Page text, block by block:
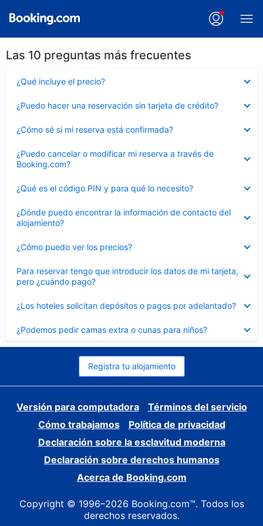
Las 10 preguntas más frecuentes
¿Qué incluye el precio?
cerrado
¿Puedo hacer una reservación sin tarjeta de crédito?
cerrado
¿Cómo sé si mi reserva está confirmada?
cerrado
¿Puedo cancelar o modificar mi reserva a través de
Booking.com?
cerrado
¿Qué es el código PIN y para qué lo necesito?
cerrado
¿Dónde puedo encontrar la información de contacto del
alojamiento?
cerrado
¿Cómo puedo ver los precios?
cerrado
Para reservar tengo que introducir los datos de mi tarjeta,
pero ¿cuándo pago?
cerrado
¿Los hoteles solicitan depósitos o pagos por adelantado?
cerrado
¿Podemos pedir camas extra o cunas para niños?
cerrado
Registra tu alojamiento
Versión para computadora
Términos del servicio
Cómo trabajamos
Política de privacidad
Declaración sobre la esclavitud moderna
Declaración sobre derechos humanos
Acerca de Booking.com
Copyright © 1996–2026 Booking.com™. Todos los
derechos reservados.